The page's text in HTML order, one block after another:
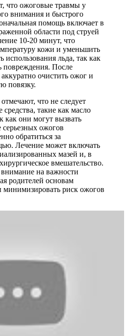
что ожоговые травмы у
внимания и быстрого
помощь включает в
области под струей
10-20 минут, что
кожи и уменьшить
использования льда, так как
повреждения. После
очистить ожог и
повязку.
что не следует
такие как масло
как они могут вызвать
ожогов
обратиться за
Лечение может включать
мазей и, в
вмешательство.
на важности
родителей основам
минимизировать риск ожогов